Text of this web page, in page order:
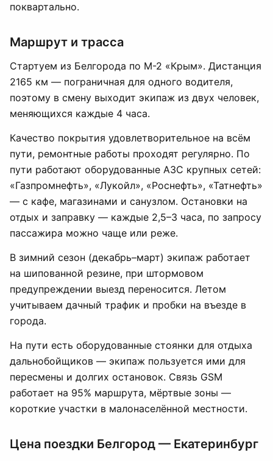
поквартально.
Маршрут и трасса
Стартуем из Белгорода по М-2 «Крым». Дистанция
2165 км — пограничная для одного водителя,
поэтому в смену выходит экипаж из двух человек,
меняющихся каждые 4 часа.
Качество покрытия удовлетворительное на всём
пути, ремонтные работы проходят регулярно. По
пути работают оборудованные АЗС крупных сетей:
«Газпромнефть», «Лукойл», «Роснефть», «Татнефть»
— с кафе, магазинами и санузлом. Остановки на
отдых и заправку — каждые 2,5–3 часа, по запросу
пассажира можно чаще или реже.
В зимний сезон (декабрь–март) экипаж работает
на шипованной резине, при штормовом
предупреждении выезд переносится. Летом
учитываем дачный трафик и пробки на въезде в
города.
На пути есть оборудованные стоянки для отдыха
дальнобойщиков — экипаж пользуется ими для
пересмены и долгих остановок. Связь GSM
работает на 95% маршрута, мёртвые зоны —
короткие участки в малонаселённой местности.
Цена поездки Белгород — Екатеринбург